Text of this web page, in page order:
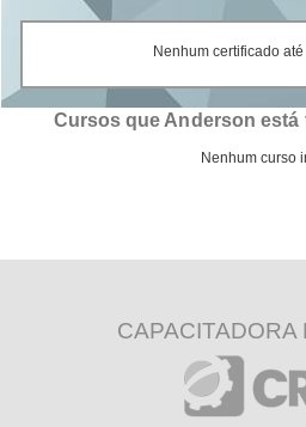
Nenhum certificado
Cursos que Anderson está
Nenhum curso
CAPACITADORA